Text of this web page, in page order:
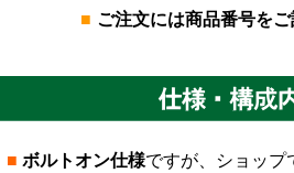
■ ご注文には商品番号をご
ボルトオン仕様ですが、ショップ